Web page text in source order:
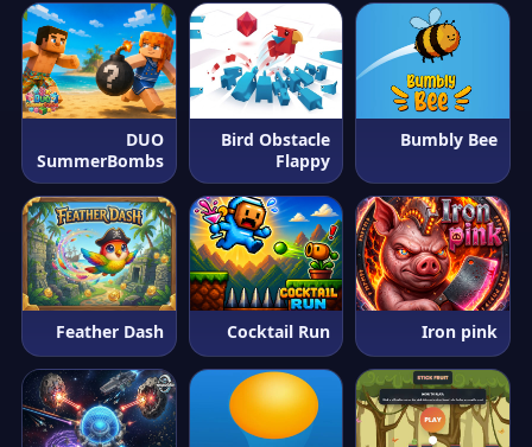
Bumbly Bee
Bird Obstacle
Flappy
DUO
SummerBombs
Iron pink
Cocktail Run
Feather Dash